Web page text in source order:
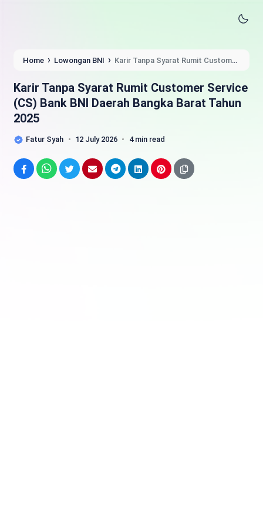
Home › Lowongan BNI › Karir Tanpa Syarat Rumit Customer
Karir Tanpa Syarat Rumit Customer Service
(CS) Bank BNI Daerah Bangka Barat Tahun
2025
Fatur Syah 12 July 2026 4 min read